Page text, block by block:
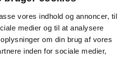
vores indhold og annoncer, til
medier og til at analysere
om din brug af vores
inden for sociale medier,